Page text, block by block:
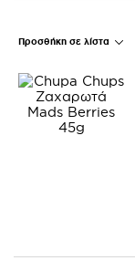
Προσθήκη σε λίστα